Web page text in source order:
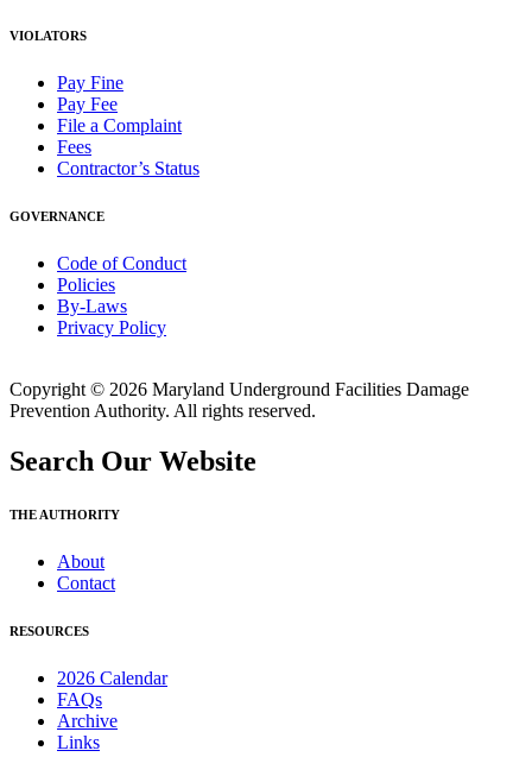
VIOLATORS
Pay Fine
Pay Fee
File a Complaint
Fees
Contractor’s Status
GOVERNANCE
Code of Conduct
Policies
By-Laws
Privacy Policy
Copyright © 2026 Maryland Underground Facilities Damage
Prevention Authority. All rights reserved.
Search Our Website
THE AUTHORITY
About
Contact
RESOURCES
2026 Calendar
FAQs
Archive
Links